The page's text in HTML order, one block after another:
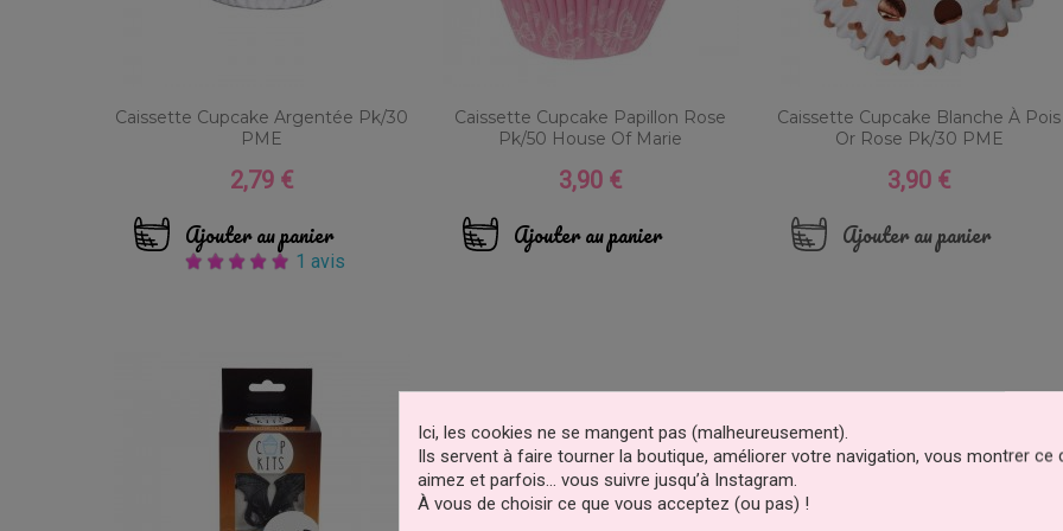
Caissette Cupcake Argentée Pk/30
PME
Prix
2,79 €
Ajouter au panier
1 avis
Caissette Cupcake Papillon Rose
Pk/50 House Of Marie
Prix
3,90 €
Ajouter au panier
Caissette Cupcake Blanche À Pois
Or Rose Pk/30 PME
Prix
3,90 €
Ajouter au panier
Ici, les cookies ne se mangent pas (malheureusement).
Ils servent à faire tourner la boutique, améliorer votre navigation, vous montrer ce
aimez et parfois… vous suivre jusqu’à Instagram.
À vous de choisir ce que vous acceptez (ou pas) !